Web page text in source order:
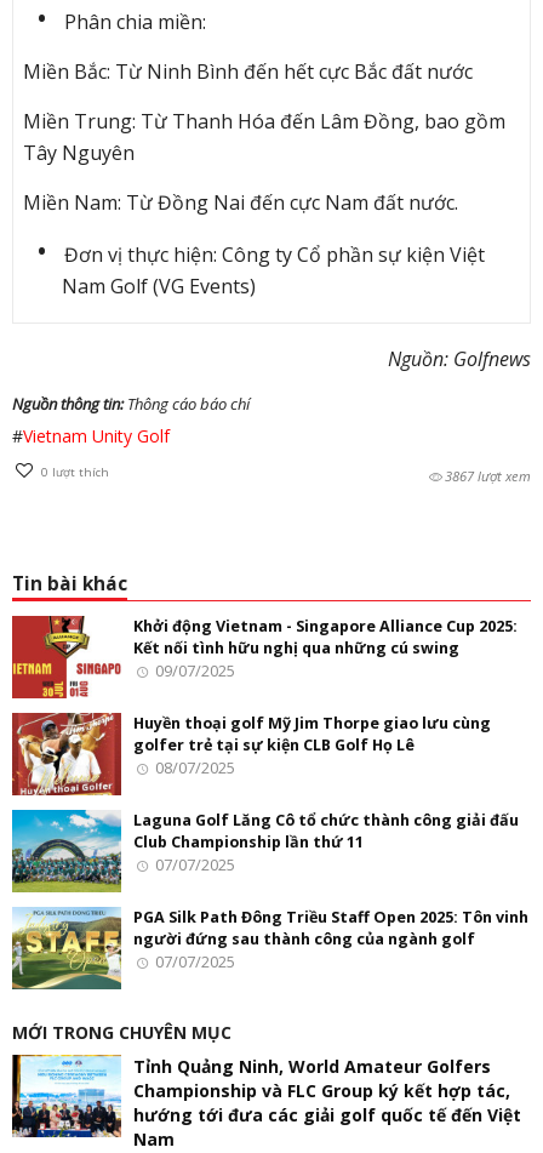
Phân chia miền:
Miền Bắc: Từ Ninh Bình đến hết cực Bắc đất nước
Miền Trung: Từ Thanh Hóa đến Lâm Đồng, bao gồm
Tây Nguyên
Miền Nam: Từ Đồng Nai đến cực Nam đất nước.
Đơn vị thực hiện: Công ty Cổ phần sự kiện Việt
Nam Golf (VG Events)
Nguồn: Golfnews
Nguồn thông tin:Thông cáo báo chí
#Vietnam Unity Golf
0 lượt thích 3867 lượt xem
Tin bài khác
Khởi động Vietnam - Singapore Alliance Cup 2025:
Kết nối tình hữu nghị qua những cú swing
09/07/2025
Huyền thoại golf Mỹ Jim Thorpe giao lưu cùng
golfer trẻ tại sự kiện CLB Golf Họ Lê
08/07/2025
Laguna Golf Lăng Cô tổ chức thành công giải đấu
Club Championship lần thứ 11
07/07/2025
PGA Silk Path Đông Triều Staff Open 2025: Tôn vinh
người đứng sau thành công của ngành golf
07/07/2025
MỚI TRONG CHUYÊN MỤC
Tỉnh Quảng Ninh, World Amateur Golfers
Championship và FLC Group ký kết hợp tác,
hướng tới đưa các giải golf quốc tế đến Việt
Nam